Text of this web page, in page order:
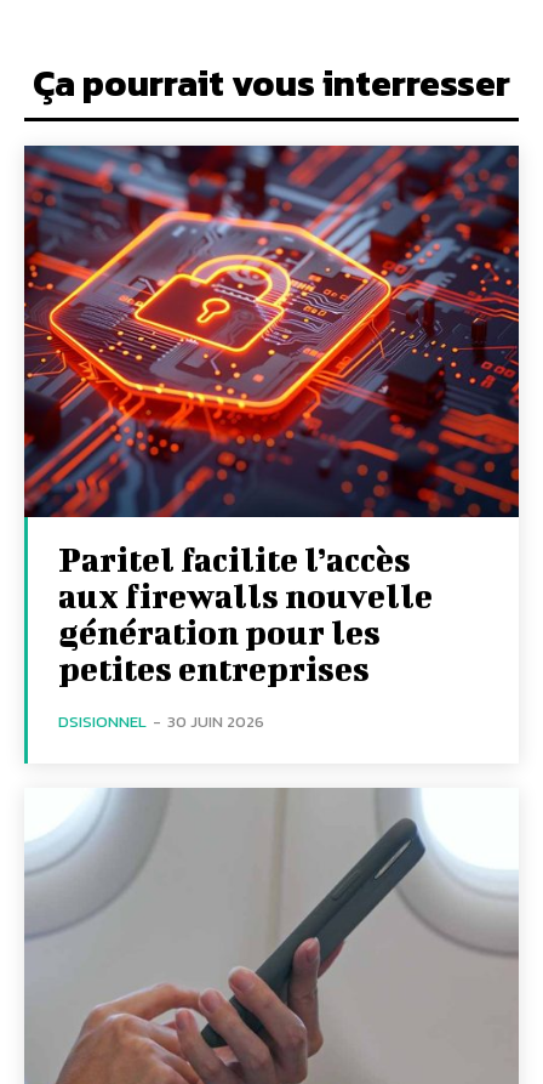
Ça pourrait vous interresser
Paritel facilite l’accès
aux firewalls nouvelle
génération pour les
petites entreprises
DSISIONNEL - 30 JUIN 2026